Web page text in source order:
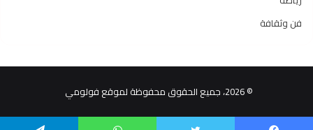
فن وثقافة
© 2026، جميع الحقوق محفوظة لموقع فولومي